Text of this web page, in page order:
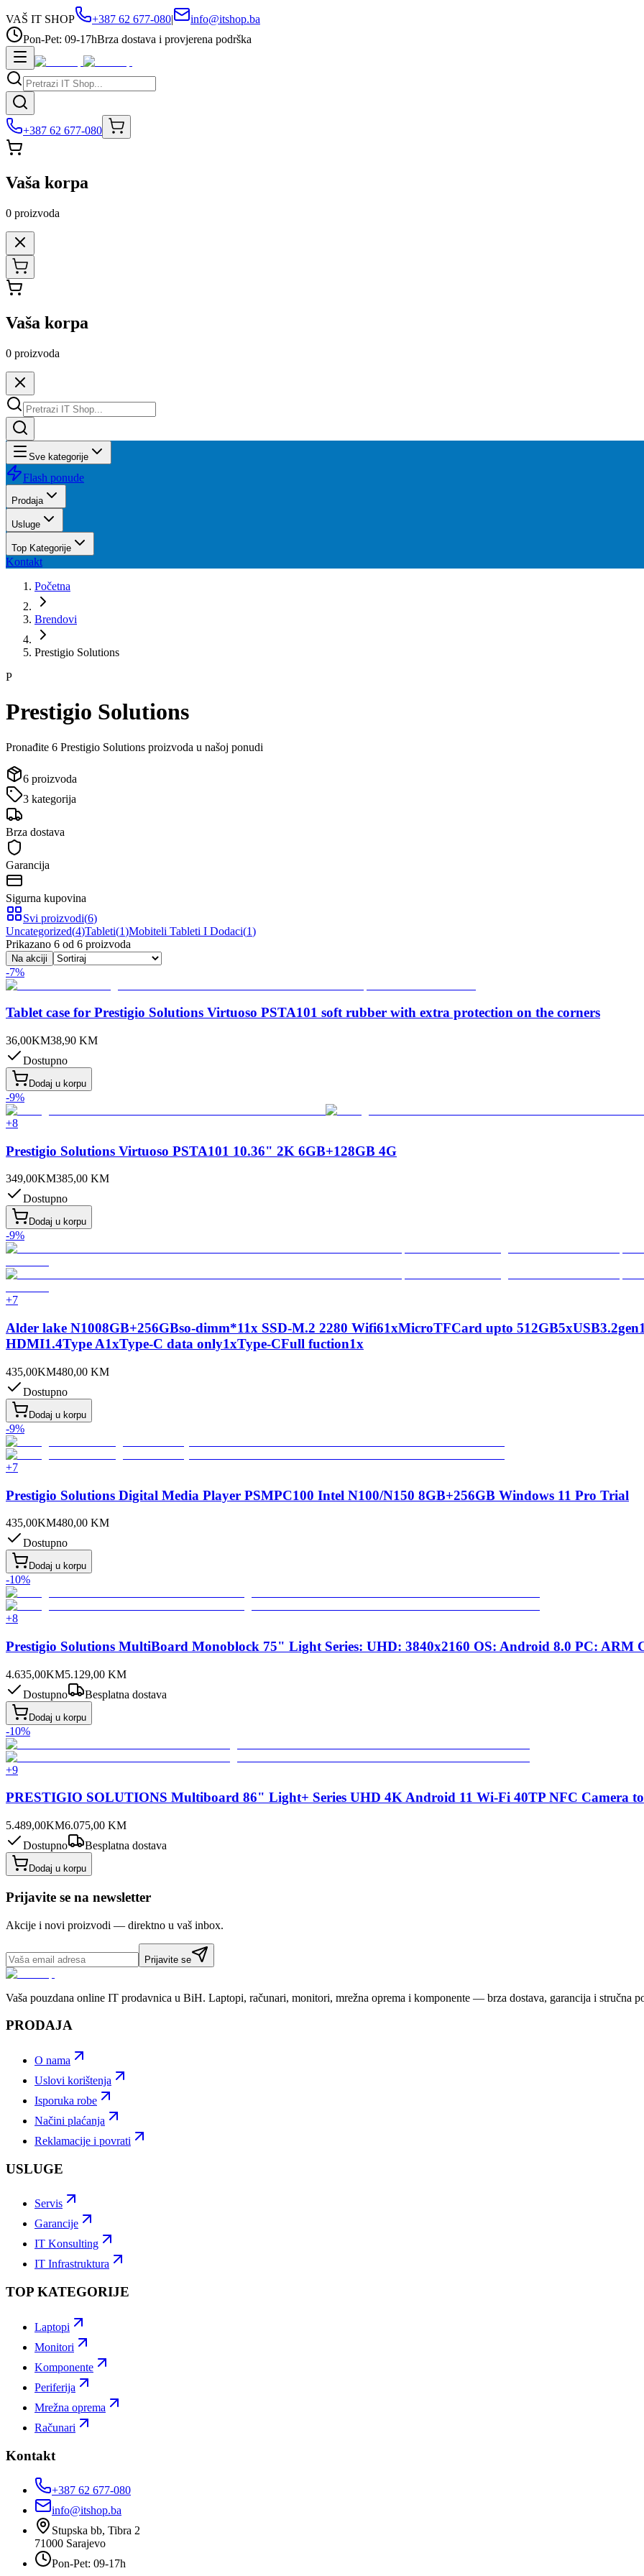
VAŠ IT SHOP +387 62 677-080|
info@itshop.ba
Pon-Pet: 09-17hBrza dostava i provjerena podrška
+387 62 677-080
Vaša korpa
0 proizvoda
Vaša korpa
0 proizvoda
Sve kategorije
Flash ponude
Prodaja
Usluge
Top Kategorije
Kontakt
Početna
Brendovi
Prestigio Solutions
P
Prestigio Solutions
Pronađite 6 Prestigio Solutions proizvoda u našoj ponudi
6 proizvoda
3 kategorija
Brza dostava
Garancija
Sigurna kupovina
Svi proizvodi(6)
Uncategorized(4)Tableti(1)Mobiteli Tableti I Dodaci(1)
Prikazano 6 od 6 proizvoda
Na akciji
-7%
Tablet case for Prestigio Solutions Virtuoso PSTA101 soft rubber with extra protection on the corners
36,00KM38,90 KM
Dostupno
Dodaj u korpu
-9%
+8
Prestigio Solutions Virtuoso PSTA101 10.36" 2K 6GB+128GB 4G
349,00KM385,00 KM
Dostupno
Dodaj u korpu
-9%
+7
Alder lake N1008GB+256GBso-dimm*11x SSD-M.2 2280 Wifi61xMicroTFCard upto
HDMI1.4Type A1xType-C data only1xType-CFull fuction1x
435,00KM480,00 KM
Dostupno
Dodaj u korpu
-9%
+7
Prestigio Solutions Digital Media Player PSMPC100 Intel N100/N150 8GB+256GB Windows 11 Pro Trial
435,00KM480,00 KM
Dostupno
Dodaj u korpu
-10%
+8
Prestigio Solutions MultiBoard Monoblock 75" Light Series: UHD: 3840x2160 OS: Android 8.0 PC: ARM
4.635,00KM5.129,00 KM
Dostupno
Besplatna dostava
Dodaj u korpu
-10%
+9
PRESTIGIO SOLUTIONS Multiboard 86" Light+ Series UHD 4K Android 11 Wi-Fi 40TP NFC Camera
5.489,00KM6.075,00 KM
Dostupno
Besplatna dostava
Dodaj u korpu
Prijavite se na newsletter
Akcije i novi proizvodi — direktno u vaš inbox.
Prijavite se
Vaša pouzdana online IT prodavnica u BiH. Laptopi, računari, monitori, mrežna oprema i komponente — brza dostava, garancija i stručna
PRODAJA
O nama
Uslovi korištenja
Isporuka robe
Načini plaćanja
Reklamacije i povrati
USLUGE
Servis
Garancije
IT Konsulting
IT Infrastruktura
TOP KATEGORIJE
Laptopi
Monitori
Komponente
Periferija
Mrežna oprema
Računari
Kontakt
+387 62 677-080
info@itshop.ba
Stupska bb, Tibra 2
71000 Sarajevo
Pon-Pet: 09-17h